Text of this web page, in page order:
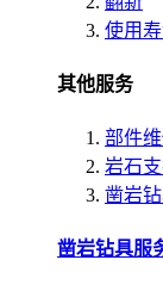
使用
其他服务
部件
岩石
凿岩
凿岩钻具服